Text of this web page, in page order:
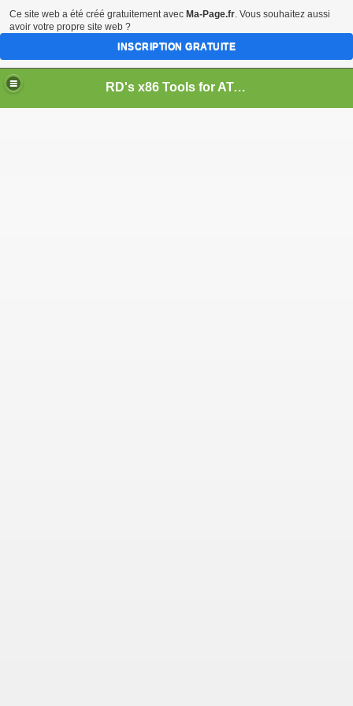
RD's x86 Tools for ATARI 8-BIT & 16/32-BIT Computers
Ce site web a été créé gratuitement avec Ma-Page.fr. Vous souhaitez aussi
avoir votre propre site web ?
INSCRIPTION GRATUITE